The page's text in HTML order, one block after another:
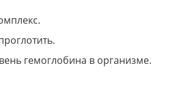
гемоглобина в организме.